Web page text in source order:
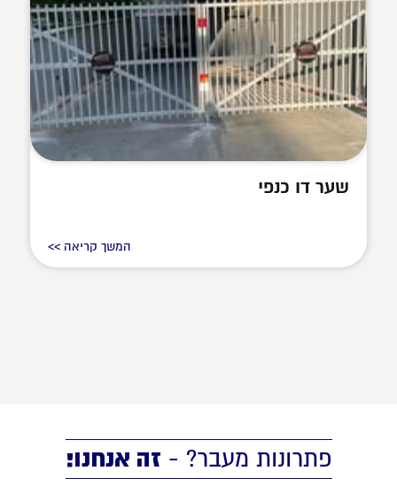
שער דו כנפי
המשך קריאה >>
פתרונות מעבר? - זה אנחנו!